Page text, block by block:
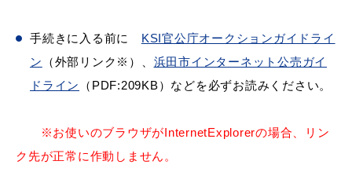
観光・飲食
手続きに入る前に KSI官公庁オークションガイドライ
ン
（外部リンク※）、 浜田市インターネット公売ガイ
ドライン
（PDF:209KB）などを必ずお読みください。
※お使いのブラウザがInternetExplorerの場合、リン
ク先が正常に作動しません。